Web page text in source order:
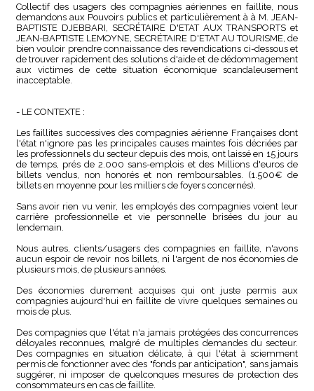
Collectif des usagers des compagnies aériennes en faillite, nous
demandons aux Pouvoirs publics et particulièrement à à M. JEAN-
BAPTISTE DJEBBARI, SECRÉTAIRE D'ETAT AUX TRANSPORTS et
JEAN-BAPTISTE LEMOYNE, SECRÉTAIRE D'ETAT AU TOURISME, de
bien vouloir prendre connaissance des revendications ci-dessous et
de trouver rapidement des solutions d'aide et de dédommagement
aux victimes de cette situation économique scandaleusement
inacceptable.
- LE CONTEXTE :
Les faillites successives des compagnies aérienne Françaises dont
l'état n'ignore pas les principales causes maintes fois décriées par
les professionnels du secteur depuis des mois, ont laissé en 15 jours
de temps, prés de 2.000 sans-emplois et des Millions d'euros de
billets vendus, non honorés et non remboursables. (1.500€ de
billets en moyenne pour les milliers de foyers concernés).
Sans avoir rien vu venir, les employés des compagnies voient leur
carrière professionnelle et vie personnelle brisées du jour au
lendemain.
Nous autres, clients/usagers des compagnies en faillite, n'avons
aucun espoir de revoir nos billets, ni l'argent de nos économies de
plusieurs mois, de plusieurs années.
Des économies durement acquises qui ont juste permis aux
compagnies aujourd'hui en faillite de vivre quelques semaines ou
mois de plus.
Des compagnies que l'état n'a jamais protégées des concurrences
déloyales reconnues, malgré de multiples demandes du secteur.
Des compagnies en situation délicate, à qui l'état à sciemment
permis de fonctionner avec des "fonds par anticipation", sans jamais
suggérer, ni imposer de quelconques mesures de protection des
consommateurs en cas de faillite.